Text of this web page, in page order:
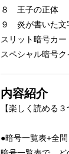
８ 王子の正体
９ 炎が書いた文
スリット暗号カ
スペシャル暗号ク
内容紹介
【楽しく読める３
●暗号一覧表+全